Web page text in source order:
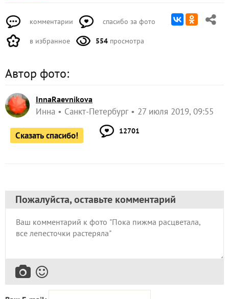
комментарии спасибо за фото
в избранное 554 просмотра
Автор фото:
InnaRaevnikova
Инна Санкт-Петербург 27 июля 2019, 09:55
Сказать спасибо! 12701
Пожалуйста, оставьте комментарий